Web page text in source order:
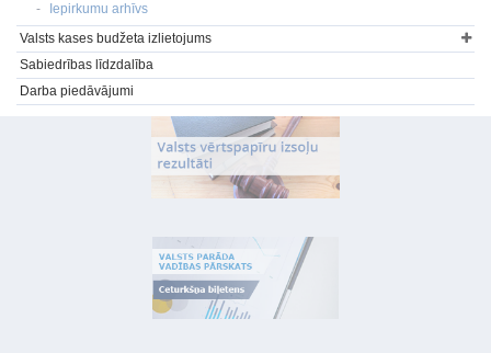
Iepirkumu arhīvs
Valsts kases budžeta izlietojums
Sabiedrības līdzdalība
Darba piedāvājumi